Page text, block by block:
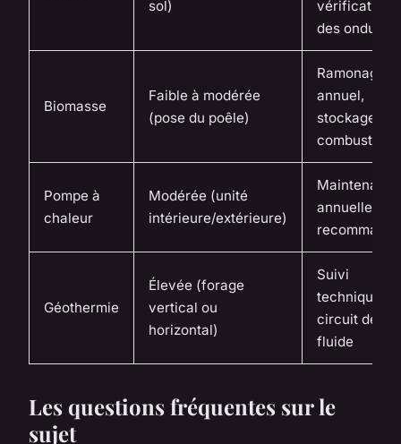
sol)
vérification
des
Biomasse
Faible à modérée
(pose du poêle)
Ramonage
annuel,
stockage du
combustible
Pompe à
chaleur
Modérée (unité
intérieure/extérieure)
Maintenance
annuelle
Géothermie
Élevée (forage
vertical ou
horizontal)
Suivi
technique du
circuit de
fluide
Les questions fréquentes sur le
sujet